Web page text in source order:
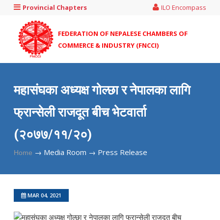
Provincial Chapters ILO Encompass
FEDERATION OF NEPALESE CHAMBERS OF
COMMERCE & INDUSTRY (FNCCI)
महासंघका अध्यक्ष गोल्छा र नेपालका लागि
फ्रान्सेली राजदूत बीच भेटवार्ता
(२०७७/११/२०)
Home → Media Room → Press Release
MAR 04, 2021